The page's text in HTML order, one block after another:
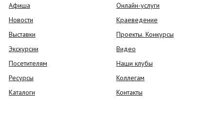
Афиша
Новости
Выставки
Экскурсии
Посетителям
Ресурсы
Каталоги
Онлайн-услуги
Краеведение
Проекты. Конкурсы
Видео
Наши клубы
Коллегам
Контакты